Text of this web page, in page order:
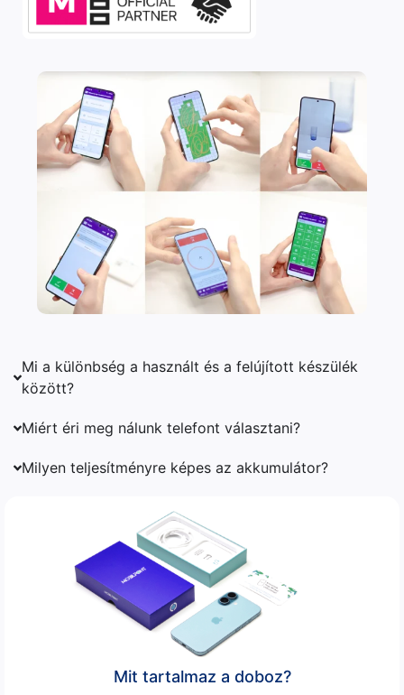
Mi a különbség a használt és a felújított készülék
között?
Miért éri meg nálunk telefont választani?
Milyen teljesítményre képes az akkumulátor?
Mit tartalmaz a doboz?